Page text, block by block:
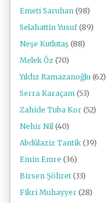
Emeti Saruhan (98)
Selahattin Yusuf (89)
Neşe Kutlutaş (88)
Melek Öz (70)
Yıldız Ramazanoğlu (62)
Serra Karaçam (53)
Zahide Tuba Kor (52)
Nehir Nil (40)
Abdülaziz Tantik (39)
Emin Emre (36)
Birsen Şöhret (33)
Fikri Muhayyer (28)